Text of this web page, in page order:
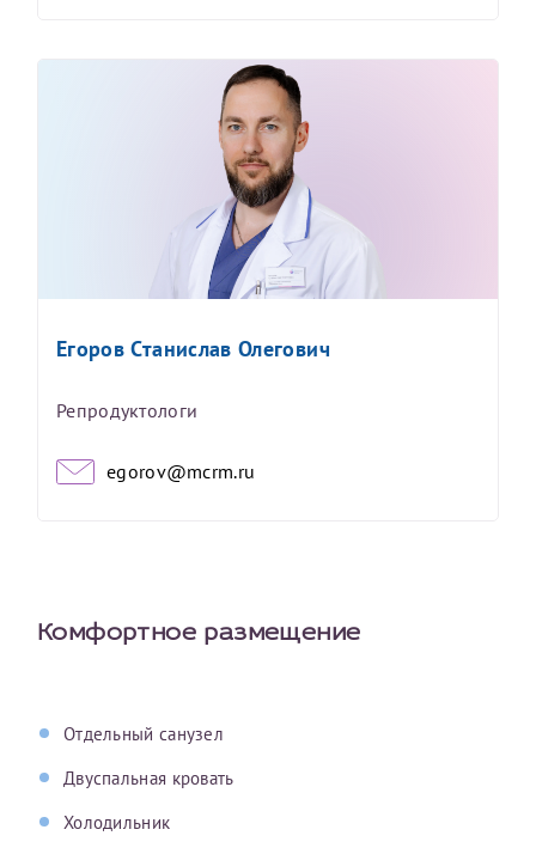
Егоров Станислав Олегович
Репродуктологи
egorov@mcrm.ru
Комфортное размещение
Отдельный санузел
Двуспальная кровать
Холодильник